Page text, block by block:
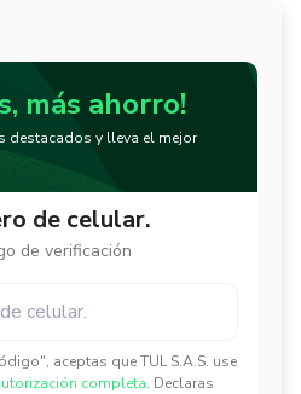
más ahorro!
destacados y lleva el mejor
de celular.
de verificación
aceptas que TUL S.A.S. use
completa. Declaras